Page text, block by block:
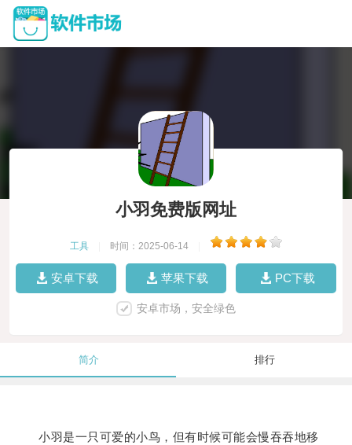
小羽免费版网址
工具 时间：2025-06-14
安卓下载 苹果下载 PC下载
安卓市场，安全绿色
简介 排行
小羽是一只可爱的小鸟，但有时候可能会慢吞吞地移